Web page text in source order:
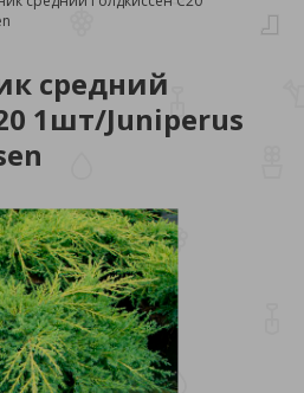
средний
1шт/Juniperus